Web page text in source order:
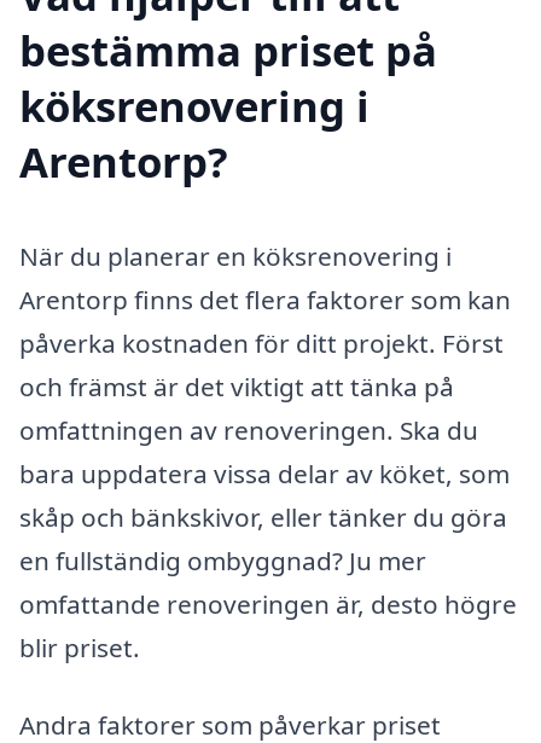
bestämma priset på
köksrenovering i
Arentorp?
När du planerar en köksrenovering i
Arentorp finns det flera faktorer som kan
påverka kostnaden för ditt projekt. Först
och främst är det viktigt att tänka på
omfattningen av renoveringen. Ska du
bara uppdatera vissa delar av köket, som
skåp och bänkskivor, eller tänker du göra
en fullständig ombyggnad? Ju mer
omfattande renoveringen är, desto högre
blir priset.
Andra faktorer som påverkar priset